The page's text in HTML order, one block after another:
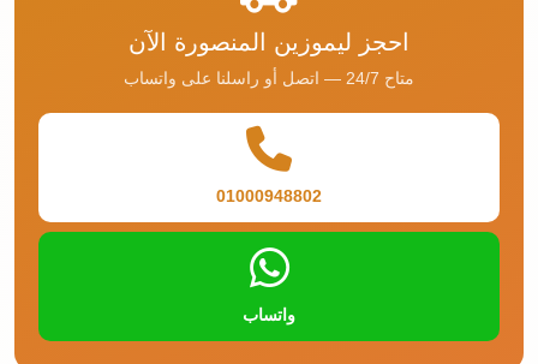
احجز ليموزين المنصورة الآن
متاح 24/7 — اتصل أو راسلنا على واتساب
01000948802
واتساب